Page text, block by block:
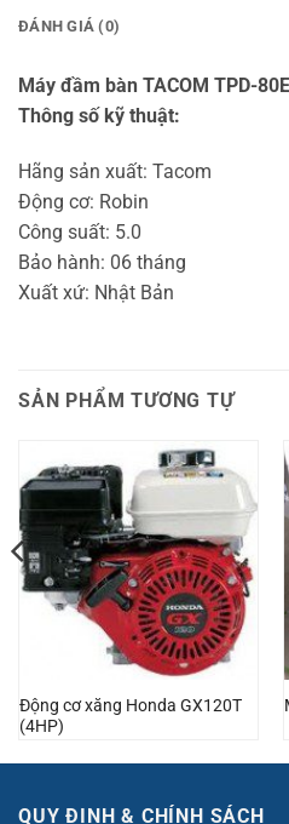
ĐÁNH GIÁ (0)
Máy đầm bàn TACOM TPD-80E
Thông số kỹ thuật:
Hãng sản xuất: Tacom
Động cơ: Robin
Công suất: 5.0
Bảo hành: 06 tháng
Xuất xứ: Nhật Bản
SẢN PHẨM TƯƠNG TỰ
Động cơ xăng Honda GX120T
(4HP)
QUY ĐỊNH & CHÍNH SÁCH